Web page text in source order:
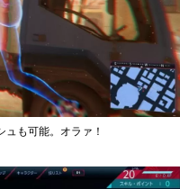
も可能。オラァ！